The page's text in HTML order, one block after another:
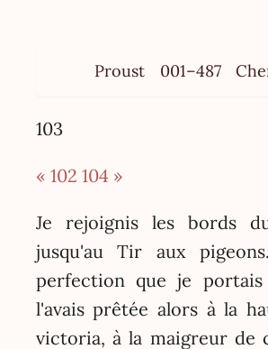
Proust 001–487
103
« 102 104 »
Je rejoignis les bords
jusqu'au Tir aux
perfection que je
l'avais prêtée alors à la
victoria, à la maigreur de